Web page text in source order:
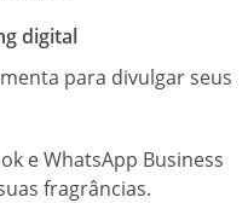
digital
para divulgar seus
e WhatsApp Business
fragrâncias.